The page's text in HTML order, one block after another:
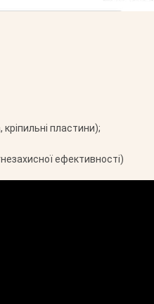
пластини);
ефективності)